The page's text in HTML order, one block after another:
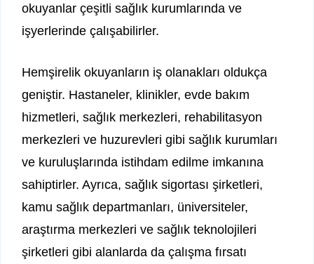
okuyanlar çeşitli sağlık kurumlarında ve
işyerlerinde çalışabilirler.
Hemşirelik okuyanların iş olanakları oldukça
geniştir. Hastaneler, klinikler, evde bakım
hizmetleri, sağlık merkezleri, rehabilitasyon
merkezleri ve huzurevleri gibi sağlık kurumları
ve kuruluşlarında istihdam edilme imkanına
sahiptirler. Ayrıca, sağlık sigortası şirketleri,
kamu sağlık departmanları, üniversiteler,
araştırma merkezleri ve sağlık teknolojileri
şirketleri gibi alanlarda da çalışma fırsatı